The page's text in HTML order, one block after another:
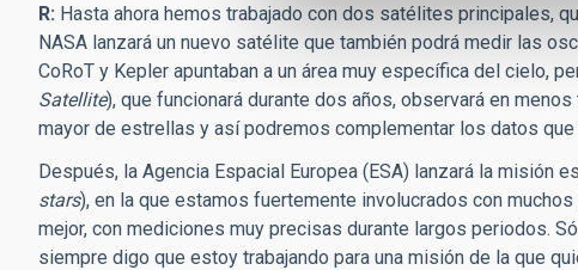
R: Hasta ahora hemos trabajado con dos satélites principales,
NASA lanzará un nuevo satélite que también podrá medir las
CoRoT y Kepler apuntaban a un área muy específica del cielo,
Satellite), que funcionará durante dos años, observará en
mayor de estrellas y así podremos complementar los datos que
Después, la Agencia Espacial Europea (ESA) lanzará la misión
stars), en la que estamos fuertemente involucrados con
mejor, con mediciones muy precisas durante largos periodos.
siempre digo que estoy trabajando para una misión de la que